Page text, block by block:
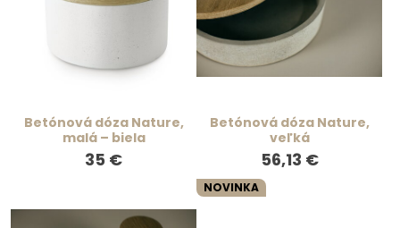
Betónová dóza Nature,
malá – biela
35 €
Betónová dóza Nature,
veľká
56,13 €
NOVINKA